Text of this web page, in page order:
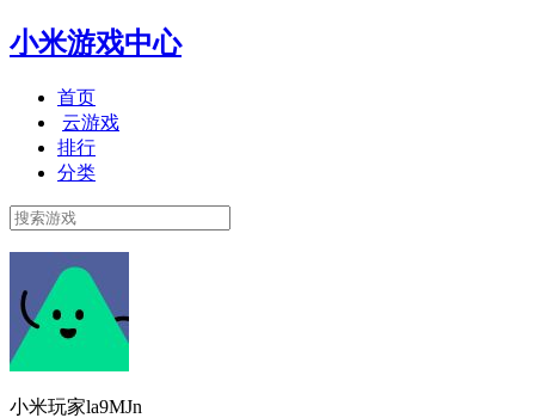
小米游戏中心
首页
云游戏
排行
分类
小米玩家la9MJn